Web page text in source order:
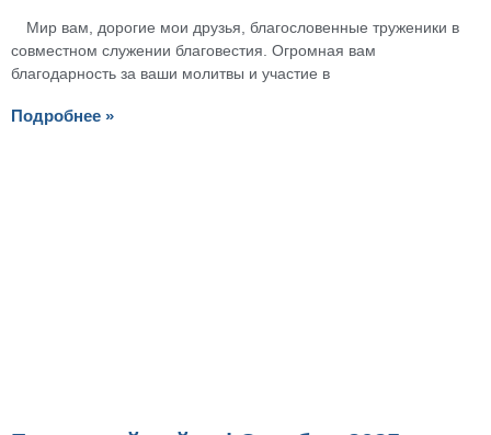
Мир вам, дорогие мои друзья, благословенные труженики в
совместном служении благовестия. Огромная вам
благодарность за ваши молитвы и участие в
Подробнее »